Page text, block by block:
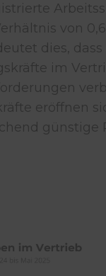
von
dies,
im
eröffnen
günstige